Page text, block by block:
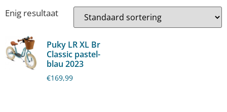
Enig resultaat
Puky LR XL Br
Classic pastel-
blau 2023
€169,99